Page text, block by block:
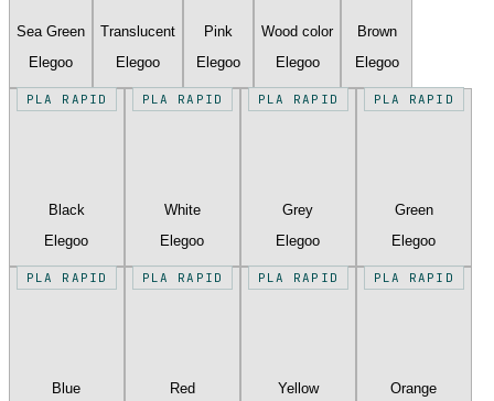
Sea Green
Elegoo
Translucent
Elegoo
Pink
Elegoo
Wood color
Elegoo
Brown
Elegoo
PLA RAPID
Black
Elegoo
PLA RAPID
White
Elegoo
PLA RAPID
Grey
Elegoo
PLA RAPID
Green
Elegoo
PLA RAPID
Blue
PLA RAPID
Red
PLA RAPID
Yellow
PLA RAPID
Orange